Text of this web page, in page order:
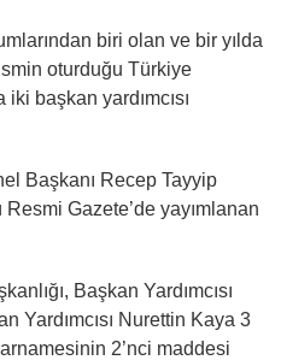
biri olan ve bir yılda
oturduğu Türkiye
başkan yardımcısı
Başkanı Recep Tayyip
Gazete’de yayımlanan
Başkan Yardımcısı
Yardımcısı Nurettin Kaya 3
2’nci maddesi